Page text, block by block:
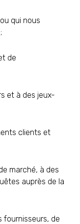
qui nous
de
et à des jeux-
clients et
marché, à des
auprès de la
fournisseurs, de